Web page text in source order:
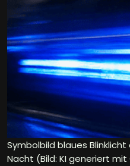
Symbolbild blaues
Nacht (Bild: KI generiert mit